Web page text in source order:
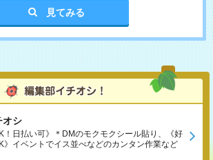
見てみる
オシ
！日払い可》＊DMのモクモクシール貼り、《好
》イベントでイス並べなどのカンタン作業など